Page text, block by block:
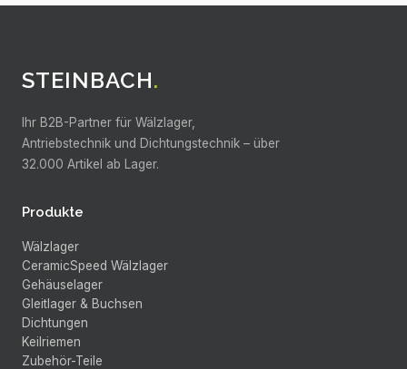
STEINBACH.
Ihr B2B-Partner für Wälzlager,
Antriebstechnik und Dichtungstechnik – über
32.000 Artikel ab Lager.
Produkte
Wälzlager
CeramicSpeed Wälzlager
Gehäuselager
Gleitlager & Buchsen
Dichtungen
Keilriemen
Zubehör-Teile